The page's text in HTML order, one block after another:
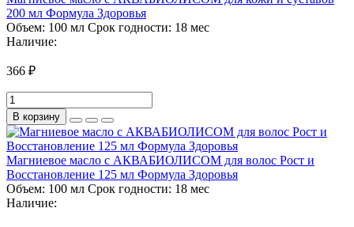
200 мл Формула Здоровья
Объем: 100 мл Срок годности: 18 мес
Наличие:
366 ₽
В корзину
Магниевое масло с АКВАБИОЛИСОМ для волос Рост и
Восстановление 125 мл Формула Здоровья
Объем: 100 мл Срок годности: 18 мес
Наличие: